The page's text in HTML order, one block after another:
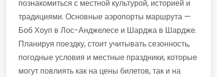
познакомиться с местной культурой, историей и
традициями. Основные аэропорты маршрута —
Боб Хоуп в Лос-Анджелесе и Шарджа в Шардже.
Планируя поездку, стоит учитывать сезонность,
погодные условия и местные праздники, которые
могут повлиять как на цены билетов, так и на